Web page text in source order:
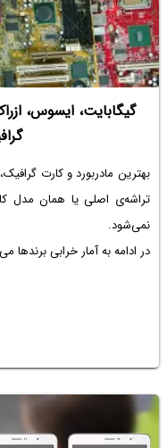
بهترین مادربورد و کارت
تراشه‌ی اصلی یا همان مدل
نمی‌شود.
در ادامه به آمار خرابی برندها